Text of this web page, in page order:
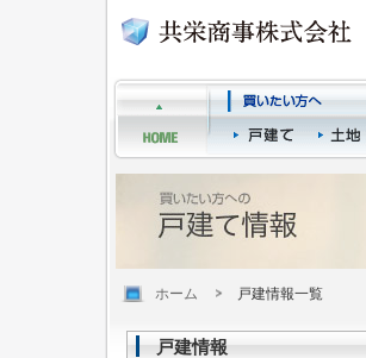
ホーム 戸建情報一覧
戸建情報